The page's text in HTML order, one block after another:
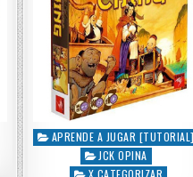
P
APRENDE A JUGAR [TUTORIAL]
JCK OPINA